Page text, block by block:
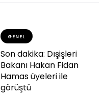
GENEL
Son dakika: Dışişleri
Bakanı Hakan Fidan
Hamas üyeleri ile
görüştü